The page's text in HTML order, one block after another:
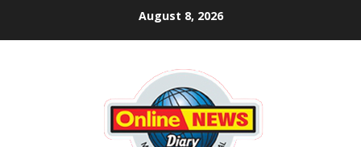
August 8, 2026